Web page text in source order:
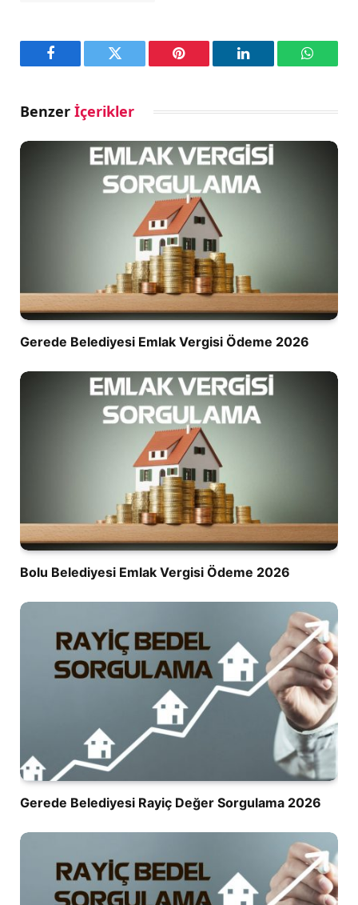
Facebook Twitter Pinterest LinkedIn
Benzer İçerikler
Gerede Belediyesi Emlak Vergisi Ödeme 2026
Bolu Belediyesi Emlak Vergisi Ödeme 2026
Gerede Belediyesi Rayiç Değer Sorgulama 2026